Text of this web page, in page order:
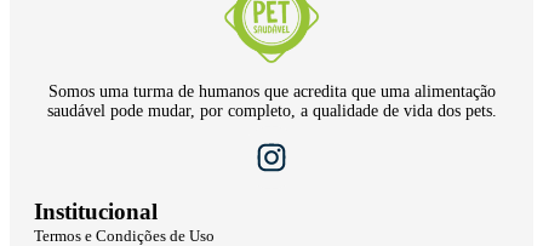
Somos uma turma de humanos que acredita que uma alimentação
saudável pode mudar, por completo, a qualidade de vida dos pets.
Institucional
Termos e Condições de Uso